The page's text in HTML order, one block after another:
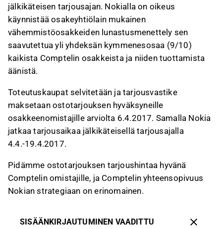
jälkikäteisen tarjousajan. Nokialla on oikeus
käynnistää osakeyhtiölain mukainen
vähemmistöosakkeiden lunastusmenettely sen
saavutettua yli yhdeksän kymmenesosaa (9/10)
kaikista Comptelin osakkeista ja niiden tuottamista
äänistä.
Toteutuskaupat selvitetään ja tarjousvastike
maksetaan ostotarjouksen hyväksyneille
osakkeenomistajille arviolta 6.4.2017. Samalla Nokia
jatkaa tarjousaikaa jälkikäteisellä tarjousajalla
4.4.-19.4.2017.
Pidämme ostotarjouksen tarjoushintaa hyvänä
Comptelin omistajille, ja Comptelin yhteensopivuus
Nokian strategiaan on erinomainen.
SISÄÄNKIRJAUTUMINEN VAADITTU